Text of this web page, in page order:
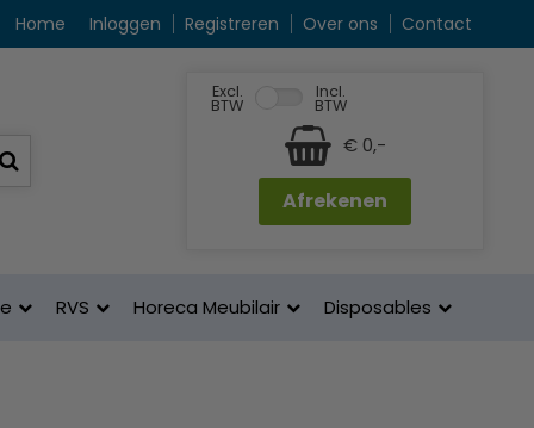
Home Inloggen Registreren Over ons Contact
Excl.
BTW
Incl.
BTW
€ 0,-
Afrekenen
RVS Horeca Meubilair Disposables